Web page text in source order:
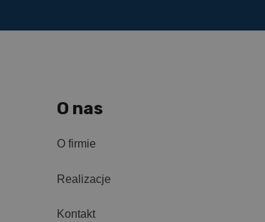
O nas
O firmie
Realizacje
Kontakt